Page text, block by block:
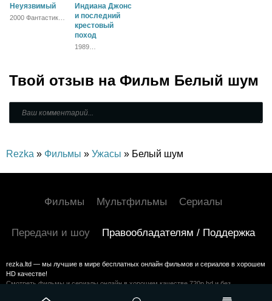
Неуязвимый
2000 Фантастика,
Индиана Джонс
и последний
крестовый
поход
1989
Твой отзыв на Фильм Белый шум
Rezka » Фильмы » Ужасы » Белый шум
Фильмы Мультфильмы Сериалы
Передачи и шоу Правообладателям / Поддержка
rezka.ltd — мы лучшие в мире бесплатных онлайн фильмов и сериалов в хорошем
HD качестве!
Смотреть фильмы и сериалы онлайн в хорошем качестве 720p hd и без